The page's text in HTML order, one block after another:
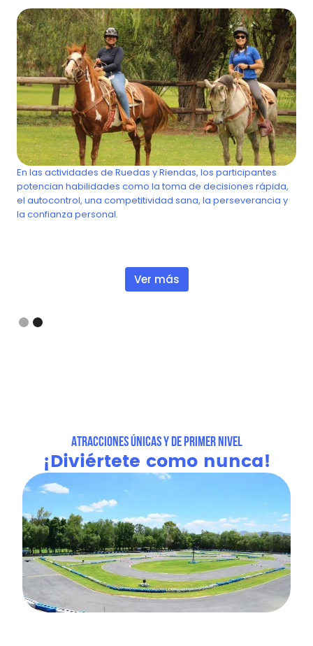
Ruedas y riendas
En las actividades de Ruedas y Riendas, los participantes
potencian habilidades como la toma de decisiones rápida,
el autocontrol, una competitividad sana, la perseverancia y
la confianza personal.
Ver más
Slide 2 of 2.
ATRACCIONES ÚNICAS Y DE PRIMER NIVEL
¡Diviértete como nunca!